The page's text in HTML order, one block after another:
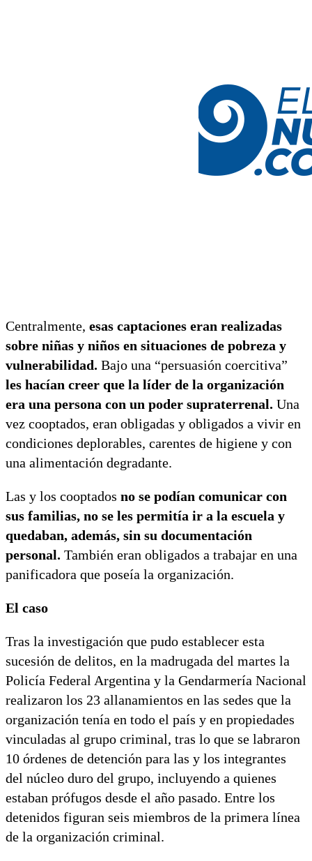
Centralmente, esas captaciones eran realizadas
sobre niñas y niños en situaciones de pobreza y
vulnerabilidad. Bajo una “persuasión coercitiva”
les hacían creer que la líder de la organización
era una persona con un poder supraterrenal. Una
vez cooptados, eran obligadas y obligados a vivir en
condiciones deplorables, carentes de higiene y con
una alimentación degradante.
Las y los cooptados no se podían comunicar con
sus familias, no se les permitía ir a la escuela y
quedaban, además, sin su documentación
personal. También eran obligados a trabajar en una
panificadora que poseía la organización.
El caso
Tras la investigación que pudo establecer esta
sucesión de delitos, en la madrugada del martes la
Policía Federal Argentina y la Gendarmería Nacional
realizaron los 23 allanamientos en las sedes que la
organización tenía en todo el país y en propiedades
vinculadas al grupo criminal, tras lo que se labraron
10 órdenes de detención para las y los integrantes
del núcleo duro del grupo, incluyendo a quienes
estaban prófugos desde el año pasado. Entre los
detenidos figuran seis miembros de la primera línea
de la organización criminal.